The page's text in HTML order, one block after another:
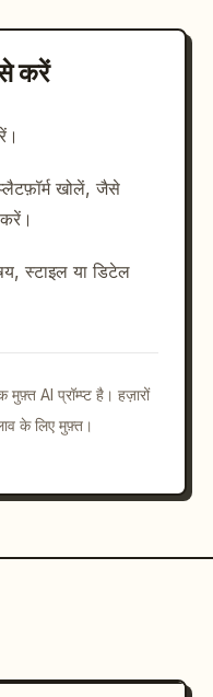
करें
खोलें, जैसे
स्टाइल या डिटेल
मुफ़्त AI प्रॉम्प्ट है। हज़ारों
के लिए मुफ़्त।